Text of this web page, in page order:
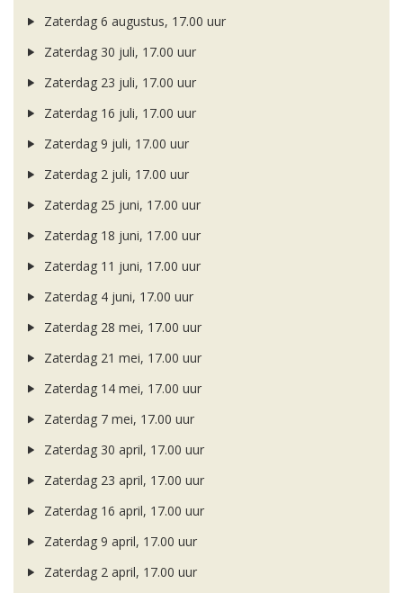
Zaterdag 6 augustus, 17.00 uur
Zaterdag 30 juli, 17.00 uur
Zaterdag 23 juli, 17.00 uur
Zaterdag 16 juli, 17.00 uur
Zaterdag 9 juli, 17.00 uur
Zaterdag 2 juli, 17.00 uur
Zaterdag 25 juni, 17.00 uur
Zaterdag 18 juni, 17.00 uur
Zaterdag 11 juni, 17.00 uur
Zaterdag 4 juni, 17.00 uur
Zaterdag 28 mei, 17.00 uur
Zaterdag 21 mei, 17.00 uur
Zaterdag 14 mei, 17.00 uur
Zaterdag 7 mei, 17.00 uur
Zaterdag 30 april, 17.00 uur
Zaterdag 23 april, 17.00 uur
Zaterdag 16 april, 17.00 uur
Zaterdag 9 april, 17.00 uur
Zaterdag 2 april, 17.00 uur